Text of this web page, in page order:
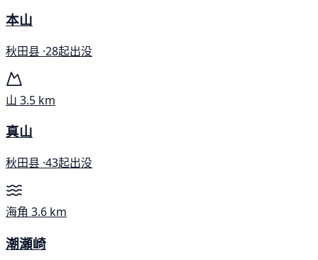
本山
秋田县 ·28起出没
山 3.5 km
真山
秋田县 ·43起出没
海角 3.6 km
潮瀬崎